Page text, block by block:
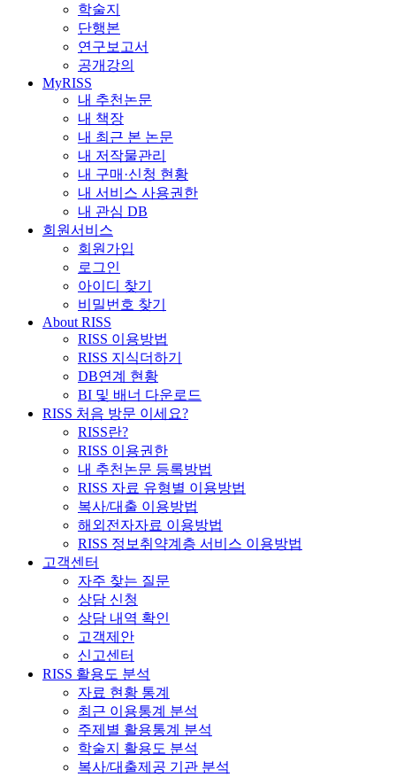
학술지
단행본
연구보고서
공개강의
MyRISS
내 추천논문
내 책장
내 최근 본 논문
내 저작물관리
내 구매·신청 현황
내 서비스 사용권한
내 관심 DB
회원서비스
회원가입
로그인
아이디 찾기
비밀번호 찾기
About RISS
RISS 이용방법
RISS 지식더하기
DB연계 현황
BI 및 배너 다운로드
RISS 처음 방문 이세요?
RISS란?
RISS 이용권한
내 추천논문 등록방법
RISS 자료 유형별 이용방법
복사/대출 이용방법
해외전자자료 이용방법
RISS 정보취약계층 서비스 이용방법
고객센터
자주 찾는 질문
상담 신청
상담 내역 확인
고객제안
신고센터
RISS 활용도 분석
자료 현황 통계
최근 이용통계 분석
주제별 활용통계 분석
학술지 활용도 분석
복사/대출제공 기관 분석